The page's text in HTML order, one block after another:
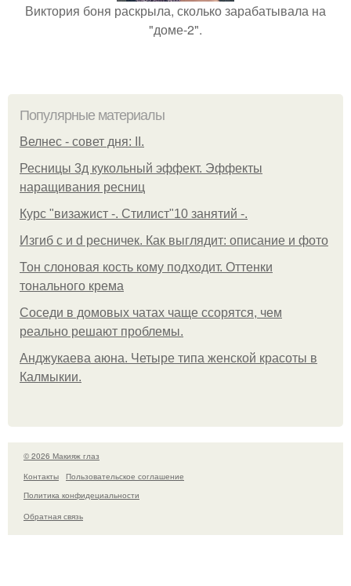
Виктория боня раскрыла, сколько зарабатывала на
"доме-2".
Популярные материалы
Велнес - совет дня: II.
Ресницы 3д кукольный эффект. Эффекты
наращивания ресниц
Курс "визажист -. Стилист"10 занятий -.
Изгиб c и d ресничек. Как выглядит: описание и фото
Тон слоновая кость кому подходит. Оттенки
тонального крема
Соседи в домовых чатах чаще ссорятся, чем
реально решают проблемы.
Анджукаева аюна. Четыре типа женской красоты в
Калмыкии.
© 2026 Макияж глаз
Контакты
Пользовательское соглашение
Политика конфидециальности
Обратная связь